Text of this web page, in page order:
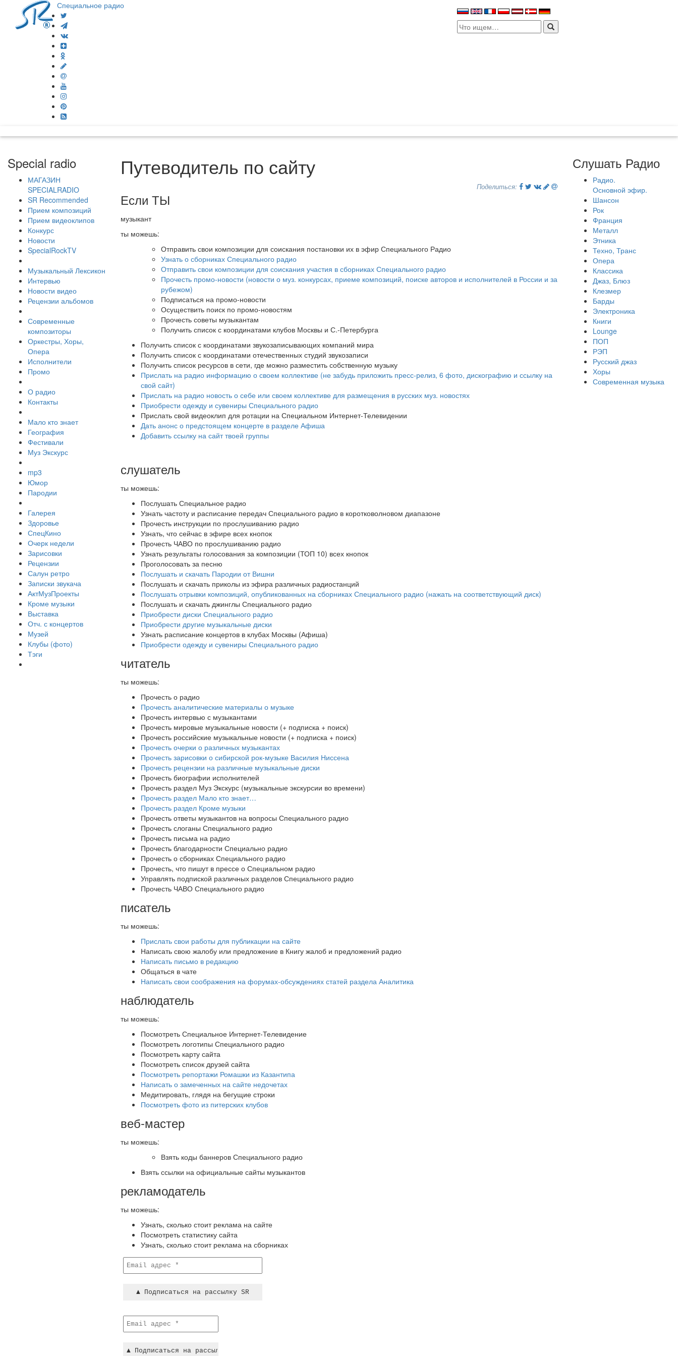
Специальное радио
Search
for:
Special radio
МАГАЗИН
SPECIALRADIO
SR Recommended
Прием композиций
Прием видеоклипов
Конкурс
Новости
SpecialRockTV
Музыкальный Лексикон
Интервью
Новости видео
Рецензии альбомов
Современные
композиторы
Оркестры, Хоры,
Опера
Исполнители
Промо
О радио
Контакты
Мало кто знает
География
Фестивали
Муз Экскурс
mp3
Юмор
Пародии
Галерея
Здоровье
СпецКино
Очерк недели
Зарисовки
Рецензии
Салун ретро
Записки звукача
АктМузПроекты
Кроме музыки
Выставка
Отч. с концертов
Музей
Клубы (фото)
Тэги
Путеводитель по сайту
Поделиться:
Если ТЫ
музыкант
ты можешь:
Отправить свои композиции для соискания постановки их в эфир Специального Радио
Узнать о сборниках Специального радио
Отправить свои композиции для соискания участия в сборниках Специального радио
Прочесть промо-новости (новости о муз. конкурсах, приеме композиций, поиске авторов и исполнителей в России и за
рубежом)
Подписаться на промо-новости
Осуществить поиск по промо-новостям
Прочесть советы музыкантам
Получить список с координатами клубов Москвы и С.-Петербурга
Получить список с координатами звукозаписывающих компаний мира
Получить список с координатами отечественных студий звукозаписи
Получить список ресурсов в сети, где можно разместить собственную музыку
Прислать на радио информацию о своем коллективе (не забудь приложить пресс-релиз, 6 фото, дискографию и ссылку на
свой сайт)
Прислать на радио новость о себе или своем коллективе для размещения в русских муз. новостях
Приобрести одежду и сувениры Специального радио
Прислать свой видеоклип для ротации на Специальном Интернет-Телевидении
Дать анонс о предстоящем концерте в разделе Афиша
Добавить ссылку на сайт твоей группы
слушатель
ты можешь:
Послушать Специальное радио
Узнать частоту и расписание передач Специального радио в коротковолновом диапазоне
Прочесть инструкции по прослушиванию радио
Узнать, что сейчас в эфире всех кнопок
Прочесть ЧАВО по прослушиванию радио
Узнать результаты голосования за композиции (ТОП 10) всех кнопок
Проголосовать за песню
Послушать и скачать Пародии от Вишни
Послушать и скачать приколы из эфира различных радиостанций
Послушать отрывки композиций, опубликованных на сборниках Специального радио (нажать на соответствующий диск)
Послушать и скачать джинглы Специального радио
Приобрести диски Специального радио
Приобрести другие музыкальные диски
Узнать расписание концертов в клубах Москвы (Афиша)
Приобрести одежду и сувениры Специального радио
читатель
ты можешь:
Прочесть о радио
Прочесть аналитические материалы о музыке
Прочесть интервью с музыкантами
Прочесть мировые музыкальные новости (+ подписка + поиск)
Прочесть российские музыкальные новости (+ подписка + поиск)
Прочесть очерки о различных музыкантах
Прочесть зарисовки о сибирской рок-музыке Василия Ниссена
Прочесть рецензии на различные музыкальные диски
Прочесть биографии исполнителей
Прочесть раздел Муз Экскурс (музыкальные экскурсии во времени)
Прочесть раздел Мало кто знает…
Прочесть раздел Кроме музыки
Прочесть ответы музыкантов на вопросы Специального радио
Прочесть слоганы Специального радио
Прочесть письма на радио
Прочесть благодарности Специально радио
Прочесть о сборниках Специального радио
Прочесть, что пишут в прессе о Специальном радио
Управлять подпиской различных разделов Специального радио
Прочесть ЧАВО Специального радио
писатель
ты можешь:
Прислать свои работы для публикации на сайте
Написать свою жалобу или предложение в Книгу жалоб и предложений радио
Написать письмо в редакцию
Общаться в чате
Написать свои соображения на форумах-обсуждениях статей раздела Аналитика
наблюдатель
ты можешь:
Посмотреть Специальное Интернет-Телевидение
Посмотреть логотипы Специального радио
Посмотреть карту сайта
Посмотреть список друзей сайта
Посмотреть репортажи Ромашки из Казантипа
Написать о замеченных на сайте недочетах
Медитировать, глядя на бегущие строки
Посмотреть фото из питерских клубов
веб-мастер
ты можешь:
Взять коды баннеров Специального радио
Взять ссылки на официальные сайты музыкантов
рекламодатель
ты можешь:
Узнать, сколько стоит реклама на сайте
Посмотреть статистику сайта
Узнать, сколько стоит реклама на сборниках
Слушать Радио
Радио.
Основной эфир.
Шансон
Рок
Франция
Металл
Этника
Техно, Транс
Опера
Классика
Джаз, Блюз
Клезмер
Барды
Электроника
Книги
Lounge
ПОП
РЭП
Русский джаз
Хоры
Современная музыка